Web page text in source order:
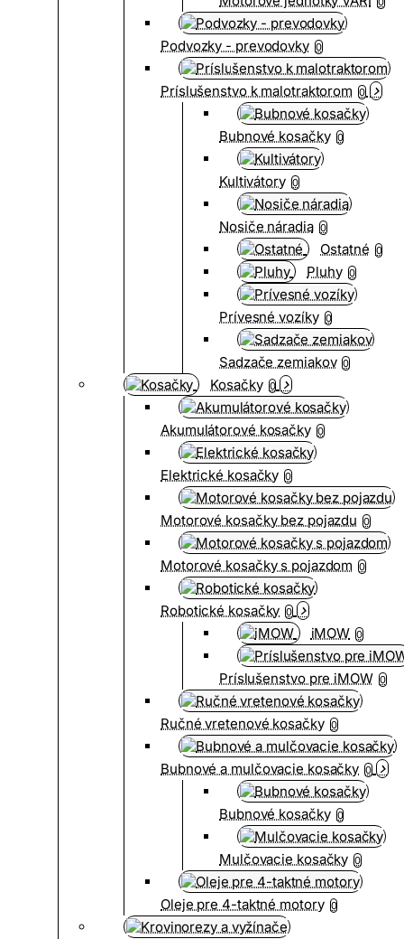
Podvozky - prevodovky 0
Príslušenstvo k malotraktorom 0
Bubnové kosačky 0
Kultivátory 0
Nosiče náradia 0
Ostatné 0
Pluhy 0
Prívesné vozíky 0
Sadzače zemiakov 0
Kosačky 0
Akumulátorové kosačky 0
Elektrické kosačky 0
Motorové kosačky bez pojazdu 0
Motorové kosačky s pojazdom 0
Robotické kosačky 0
iMOW 0
Príslušenstvo pre iMOW 0
Ručné vretenové kosačky 0
Bubnové a mulčovacie kosačky 0
Bubnové kosačky 0
Mulčovacie kosačky 0
Oleje pre 4-taktné motory 0